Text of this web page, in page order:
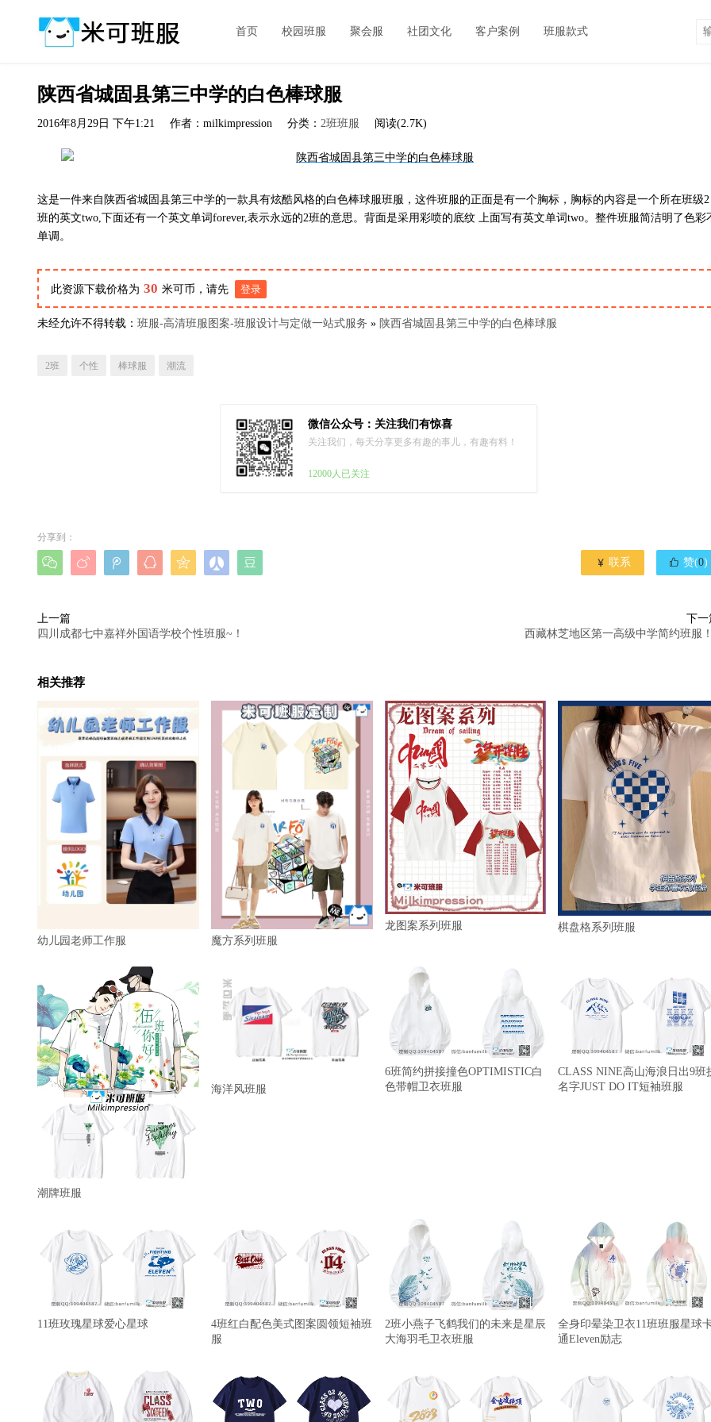
首页 校园班服 聚会服 社团文化 客户案例 班服款式
陕西省城固县第三中学的白色棒球服
2016年8月29日 下午1:21 作者：milkimpression 分类： 2班班服 阅读(2.7K)
这是一件来自陕西省城固县第三中学的一款具有炫酷风格的白色棒球服班服，这件班服的正面是有一个胸标，胸标的内容是一个所在班级2
班的英文two,下面还有一个英文单词forever,表示永远的2班的意思。背面是采用彩喷的底纹 上面写有英文单词two。整件班服简洁明了色彩
单调。
此资源下载价格为 30 米可币，请先 登录
未经允许不得转载： 班服-高清班服图案-班服设计与定做一站式服务 » 陕西省城固县第三中学的白色棒球服
2班 个性 棒球服 潮流
微信公众号：关注我们有惊喜
关注我们，每天分享更多有趣的事儿，有趣有料！
12000人已关注
分享到：
        赞(0)
 联系
上一篇
四川成都七中嘉祥外国语学校个性班服~！
下一
西藏林芝地区第一高级中学简约班服
相关推荐
幼儿园老师工作服 魔方系列班服
龙图案系列班服 棋盘格系列班服
潮牌班服
海洋风班服
6班简约拼接撞色OPTIMISTIC白
色带帽卫衣班服
CLASS NINE高山海浪日出9班
名字JUST DO IT短袖班服
11班玫瑰星球爱心星球
4班红白配色美式图案圆领短袖班
服
2班小燕子飞鹤我们的未来是星辰
大海羽毛卫衣班服
全身印晕染卫衣11班班服星球
通Eleven励志